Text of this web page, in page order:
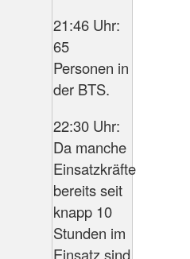
21:46 Uhr:
65
Personen in
der BTS.
22:30 Uhr:
Da manche
Einsatzkräfte
bereits seit
knapp 10
Stunden im
Einsatz sind